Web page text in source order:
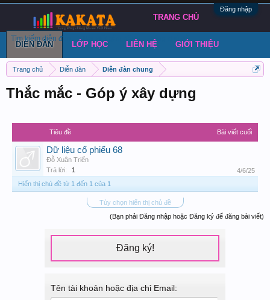
Đăng nhập
Trang chủ Diễn đàn Diễn đàn chung
Thắc mắc - Góp ý xây dựng
Tiêu đề Bài viết cuối
Dữ liệu cổ phiếu 68
Đỗ Xuân Triển
Trả lời:
1
4/6/25
Hiển thị chủ đề từ 1 đến 1 của 1
Tùy chọn hiển thị chủ đề
(Bạn phải Đăng nhập hoặc Đăng ký để đăng bài viết)
Đăng ký!
Tên tài khoản hoặc địa chỉ Email:
TRANG CHỦ
DIỄN ĐÀN
Tìm kiếm diễn đàn Bài viết gần đây Đăng chủ đề
LỚP HỌC LIÊN HỆ GIỚI THIỆU